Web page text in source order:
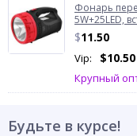
Фонарь
5W+25LED,
$11.50
Vip: $10.50
Крупный
Будьте в курсе!